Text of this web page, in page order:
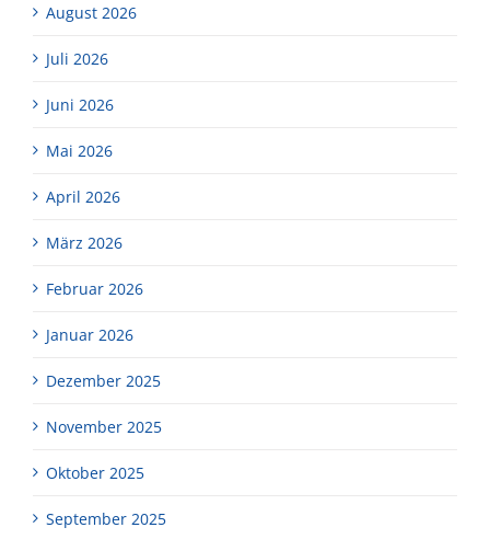
August 2026
Juli 2026
Juni 2026
Mai 2026
April 2026
März 2026
Februar 2026
Januar 2026
Dezember 2025
November 2025
Oktober 2025
September 2025